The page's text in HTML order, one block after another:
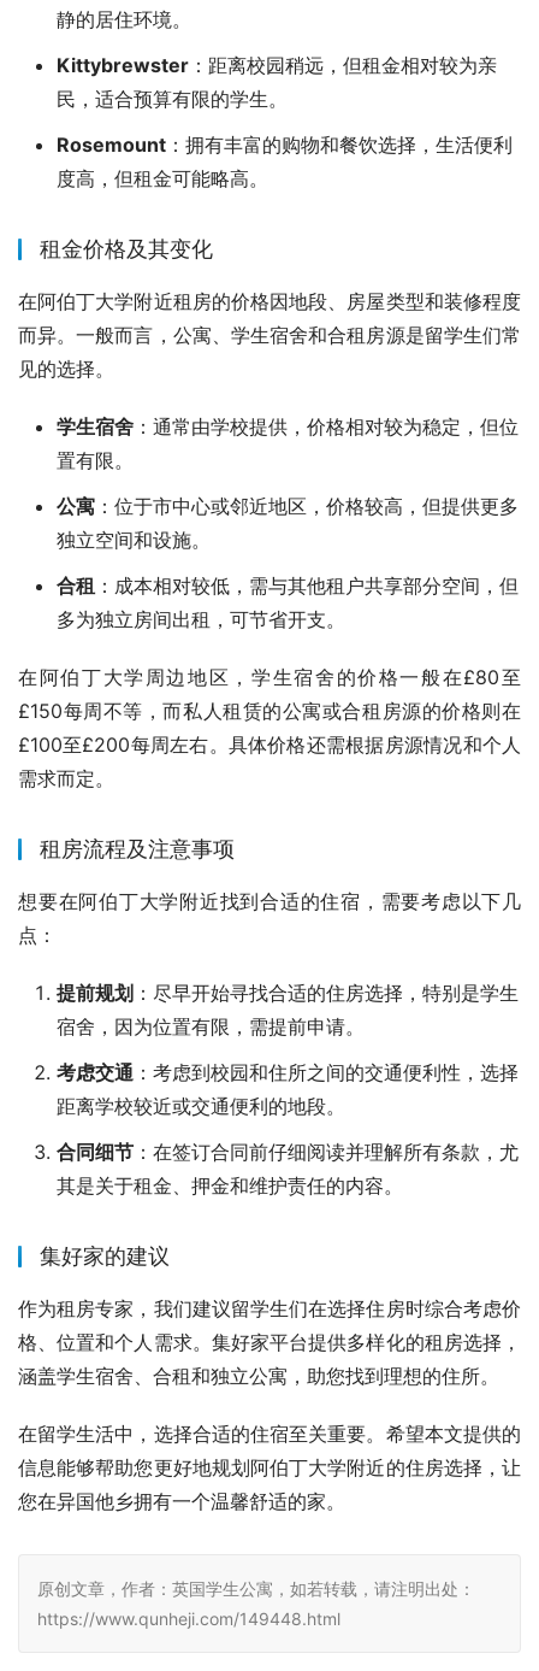
静的居住环境。
Kittybrewster ：距离校园稍远，但租金相对较为亲
民，适合预算有限的学生。
Rosemount ：拥有丰富的购物和餐饮选择，生活便利
度高，但租金可能略高。
租金价格及其变化
在阿伯丁大学附近租房的价格因地段、房屋类型和装修程度
而异。一般而言，公寓、学生宿舍和合租房源是留学生们常
见的选择。
学生宿舍 ：通常由学校提供，价格相对较为稳定，但位
置有限。
公寓 ：位于市中心或邻近地区，价格较高，但提供更多
独立空间和设施。
合租 ：成本相对较低，需与其他租户共享部分空间，但
多为独立房间出租，可节省开支。
在阿伯丁大学周边地区，学生宿舍的价格一般在£80至
£150每周不等，而私人租赁的公寓或合租房源的价格则在
£100至£200每周左右。具体价格还需根据房源情况和个人
需求而定。
租房流程及注意事项
想要在阿伯丁大学附近找到合适的住宿，需要考虑以下几
点：
提前规划 ：尽早开始寻找合适的住房选择，特别是学生
宿舍，因为位置有限，需提前申请。
考虑交通 ：考虑到校园和住所之间的交通便利性，选择
距离学校较近或交通便利的地段。
合同细节 ：在签订合同前仔细阅读并理解所有条款，尤
其是关于租金、押金和维护责任的内容。
集好家的建议
作为租房专家，我们建议留学生们在选择住房时综合考虑价
格、位置和个人需求。集好家平台提供多样化的租房选择，
涵盖学生宿舍、合租和独立公寓，助您找到理想的住所。
在留学生活中，选择合适的住宿至关重要。希望本文提供的
信息能够帮助您更好地规划阿伯丁大学附近的住房选择，让
您在异国他乡拥有一个温馨舒适的家。
原创文章，作者：英国学生公寓，如若转载，请注明出处：
https://www.qunheji.com/149448.html